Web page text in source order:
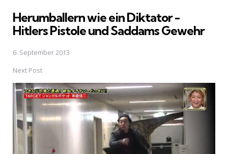
Herumballern wie ein Diktator -
Hitlers Pistole und Saddams Gewehr
6. September 2013
Next Post